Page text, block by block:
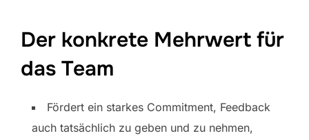
Der konkrete Mehrwert für
das Team
Fördert ein starkes Commitment, Feedback
auch tatsächlich zu geben und zu nehmen,